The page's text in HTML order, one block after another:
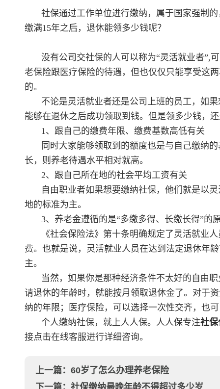
社保通过工作单位进行缴纳，属于国家强制
缴满15年之后，退休能领多少钱呢？
没有公司交社保的人可以称为“灵活就业者”,
老保险跟医疗保险的待遇，但也仅仅只能享受这
的。
不论是灵活就业者还是公司上班的员工，如
能够在退休之后成功领取到钱。但是领多少钱，
1、跟自己的缴费年限、缴费基数高低有关
同时大家能够领取到的额度也是与自己缴纳
长，则养老待遇水平相对就高。
2、跟自己所在地的社会平均工资有关
自由职业者如果想要缴纳社保，他们就是以
地的标准为主。
3、养老金遵循的是“多缴多得、长缴长得”的
《社会保险法》第十条明确规定了灵活就业
费。也就是说，灵活就业人员在达到法定退休年
主。
当然，如果你是那种经济条件不太好的自由
请退休的年龄时，就能按月领取退休金了。对于
纳的年限；医疗保险，可以选择一次性交齐，也
个人缴纳社保，就上人人保。人人保专注社
接点击在线客服进行详细咨询。
上一篇： 60岁了怎么办理养老保险
下一篇： 社保缴纳最晚年龄不得超过多少岁